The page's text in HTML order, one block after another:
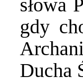
słowa
gdy
Ducha